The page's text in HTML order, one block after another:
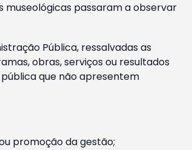
museológicas passaram a observar
Pública, ressalvadas as
obras, serviços ou resultados
que não apresentem
promoção da gestão;